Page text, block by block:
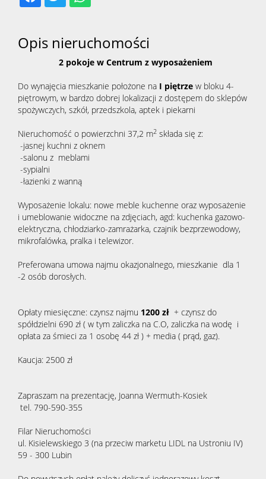
Opis nieruchomości
2 pokoje w Centrum z wyposażeniem
Do wynajęcia mieszkanie położone na I piętrze w bloku 4-
piętrowym, w bardzo dobrej lokalizacji z dostępem do sklepów
spożywczych, szkół, przedszkola, aptek i piekarni
Nieruchomość o powierzchni 37,2 m2 składa się z:
-jasnej kuchni z oknem
-salonu z meblami
-sypialni
-łazienki z wanną
Wyposażenie lokalu: nowe meble kuchenne oraz wyposażenie
i umeblowanie widoczne na zdjęciach, agd: kuchenka gazowo-
elektryczna, chłodziarko-zamrażarka, czajnik bezprzewodowy,
mikrofalówka, pralka i telewizor.
Preferowana umowa najmu okazjonalnego, mieszkanie dla 1
-2 osób dorosłych.
Opłaty miesięczne: czynsz najmu 1200 zł + czynsz do
spółdzielni 690 zł ( w tym zaliczka na C.O, zaliczka na wodę i
opłata za śmieci za 1 osobę 44 zł ) + media ( prąd, gaz).
Kaucja: 2500 zł
Zapraszam na prezentację, Joanna Wermuth-Kosiek
tel. 790-590-355
Filar Nieruchomości
ul. Kisielewskiego 3 (na przeciw marketu LIDL na Ustroniu IV)
59 - 300 Lubin